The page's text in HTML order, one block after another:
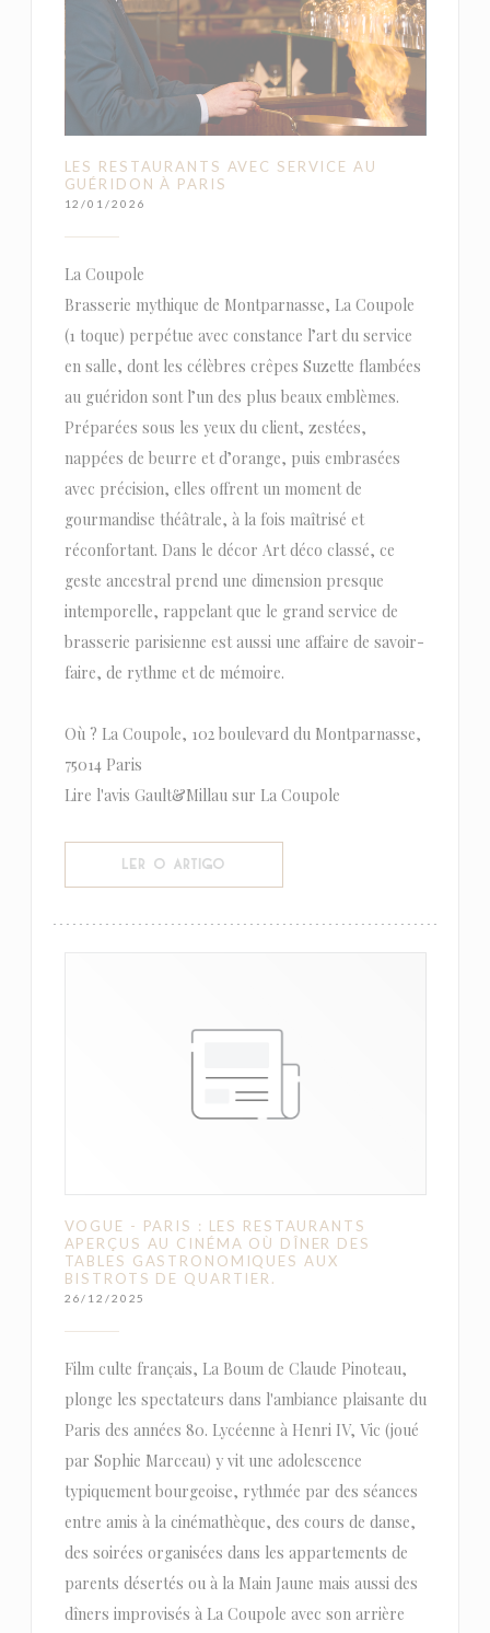
LES RESTAURANTS AVEC SERVICE AU
GUÉRIDON À PARIS
12/01/2026
La Coupole
Brasserie mythique de Montparnasse, La Coupole
(1 toque) perpétue avec constance l’art du service
en salle, dont les célèbres crêpes Suzette flambées
au guéridon sont l’un des plus beaux emblèmes.
Préparées sous les yeux du client, zestées,
nappées de beurre et d’orange, puis embrasées
avec précision, elles offrent un moment de
gourmandise théâtrale, à la fois maîtrisé et
réconfortant. Dans le décor Art déco classé, ce
geste ancestral prend une dimension presque
intemporelle, rappelant que le grand service de
brasserie parisienne est aussi une affaire de savoir-
faire, de rythme et de mémoire.
Où ? La Coupole, 102 boulevard du Montparnasse,
75014 Paris
Lire l'avis Gault&Millau sur La Coupole
LER O ARTIGO
VOGUE - PARIS : LES RESTAURANTS
APERÇUS AU CINÉMA OÙ DÎNER DES
TABLES GASTRONOMIQUES AUX
BISTROTS DE QUARTIER.
26/12/2025
Film culte français, La Boum de Claude Pinoteau,
plonge les spectateurs dans l'ambiance plaisante du
Paris des années 80. Lycéenne à Henri IV, Vic (joué
par Sophie Marceau) y vit une adolescence
typiquement bourgeoise, rythmée par des séances
entre amis à la cinémathèque, des cours de danse,
des soirées organisées dans les appartements de
parents désertés ou à la Main Jaune mais aussi des
dîners improvisés à La Coupole avec son arrière